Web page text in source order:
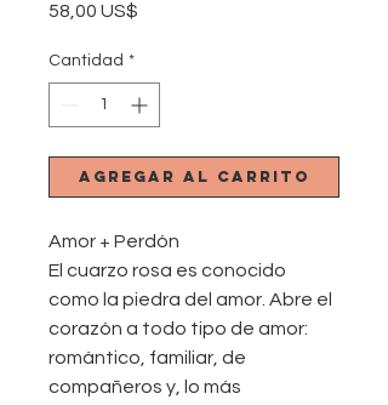
58,00 US$
Cantidad *
Agregar al carrito
Amor + Perdón
El cuarzo rosa es conocido
como la piedra del amor. Abre el
corazón a todo tipo de amor:
romántico, familiar, de
compañeros y, lo más